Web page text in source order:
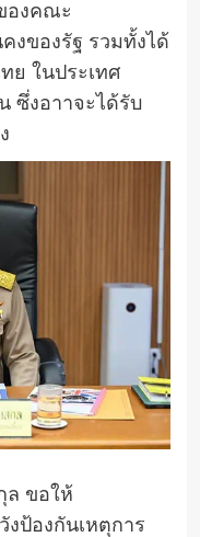
องคณะ
งของรัฐ รวมทั้งได้
ย ในประเทศ
ซึ่งอาาจะได้รับ
ล ขอให้
งป้องกันเหตุการ